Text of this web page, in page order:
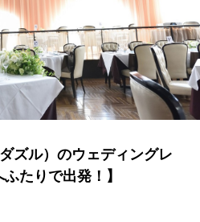
ズル）のウェディングレ
たりで出発！】